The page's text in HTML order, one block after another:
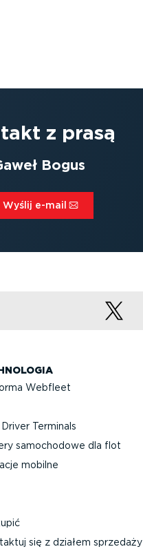
z prasą
Bogus
Wyślij e-mail⁠
Webfleet
Driver Terminals
samochodowe dla flot
mobilne
się z działem sprzedaży